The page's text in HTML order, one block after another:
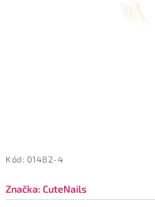
Kód: 01482-4
Značka:CuteNails